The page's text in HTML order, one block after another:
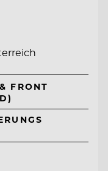
FRONT